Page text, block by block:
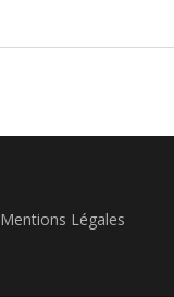
Mentions Légales